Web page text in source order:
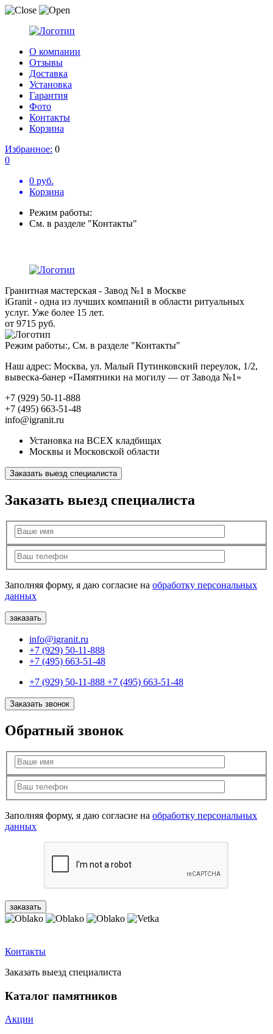
О компании
Отзывы
Доставка
Установка
Гарантия
Фото
Контакты
Корзина
Избранное: 0
0
0 руб.
Корзина
Режим работы:
См. в разделе "Контакты"
Гранитная мастерская - Завод №1 в Москве
iGranit - одна из лучших компаний в области ритуальных
услуг. Уже более 15 лет.
от 9715 руб.
Режим работы:, См. в разделе "Контакты"
Наш адрес: Москва, ул. Малый Путинковский переулок, 1/2,
вывеска-банер «Памятники на могилу — от Завода №1»
+7 (929) 50-11-888
+7 (495) 663-51-48
info@igranit.ru
Установка на ВСЕХ кладбищах
Москвы и Московской области
Заказать выезд специалиста
Заказать выезд специалиста
Заполняя форму, я даю согласие на обработку персональных
данных
info@igranit.ru
+7 (929) 50-11-888
+7 (495) 663-51-48
+7 (929) 50-11-888 +7 (495) 663-51-48
Заказать звонок
Обратный звонок
Заполняя форму, я даю согласие на обработку персональных
данных
Контакты
Заказать выезд специалиста
Каталог памятников
Акции